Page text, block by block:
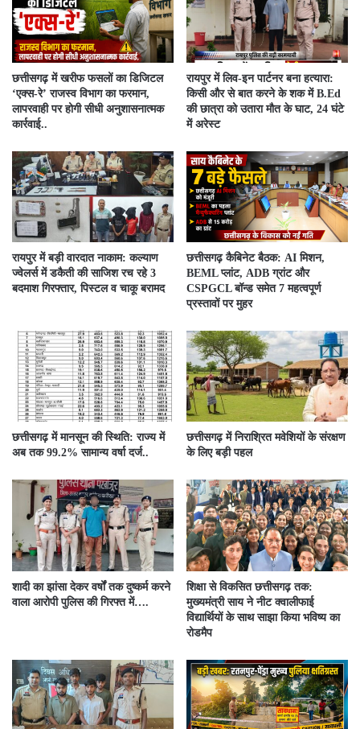
​छत्तीसगढ़ में खरीफ फसलों का डिजिटल
‘एक्स-रे’ राजस्व विभाग का फरमान,
लापरवाही पर होगी सीधी अनुशासनात्मक
कार्रवाई..
रायपुर में लिव-इन पार्टनर बना हत्यारा:
किसी और से बात करने के शक में B.Ed
की छात्रा को उतारा मौत के घाट, 24 घंटे
में अरेस्ट
रायपुर में बड़ी वारदात नाकाम: कल्याण
ज्वेलर्स में डकैती की साजिश रच रहे 3
बदमाश गिरफ्तार, पिस्टल व चाकू बरामद
छत्तीसगढ़ कैबिनेट बैठक: AI मिशन,
BEML प्लांट, ADB ग्रांट और
CSPGCL बॉन्ड समेत 7 महत्वपूर्ण
प्रस्तावों पर मुहर
छत्तीसगढ़ में मानसून की स्थिति: राज्य में
अब तक 99.2% सामान्य वर्षा दर्ज..
छत्तीसगढ़ में निराश्रित मवेशियों के संरक्षण
के लिए बड़ी पहल
शादी का झांसा देकर वर्षों तक दुष्कर्म करने
वाला आरोपी पुलिस की गिरफ्त में….
शिक्षा से विकसित छत्तीसगढ़ तक:
मुख्यमंत्री साय ने नीट क्वालीफाई
विद्यार्थियों के साथ साझा किया भविष्य का
रोडमैप